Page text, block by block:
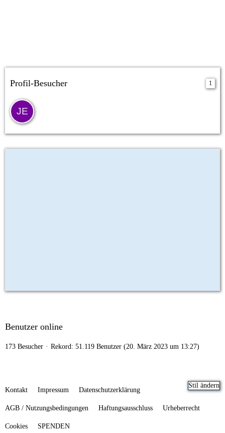
Profil-Besucher 1
Benutzer online
173 Besucher Rekord: 51.119 Benutzer (20. März 2023 um 13:27)
Stil ändern
Kontakt Impressum Datenschutzerklärung
AGB / Nutzungsbedingungen Haftungsausschluss Urheberrecht
Cookies SPENDEN